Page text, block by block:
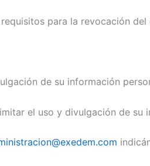
para la revocación
de su información
el uso y divulgación de